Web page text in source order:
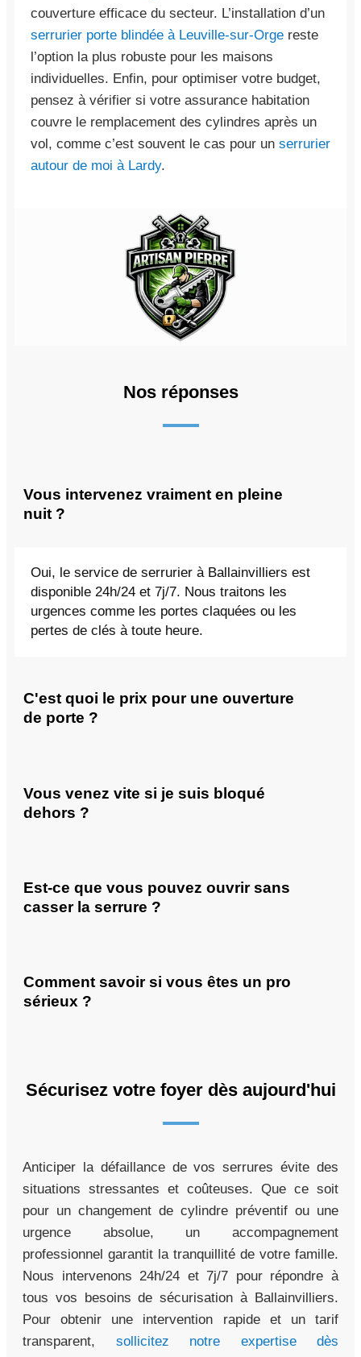
couverture efficace du secteur. L’installation d’un
serrurier porte blindée à Leuville-sur-Orge reste
l’option la plus robuste pour les maisons
individuelles. Enfin, pour optimiser votre budget,
pensez à vérifier si votre assurance habitation
couvre le remplacement des cylindres après un
vol, comme c’est souvent le cas pour un serrurier
autour de moi à Lardy.
Nos réponses
Vous intervenez vraiment en pleine
nuit ?
Oui, le service de serrurier à Ballainvilliers est
disponible 24h/24 et 7j/7. Nous traitons les
urgences comme les portes claquées ou les
pertes de clés à toute heure.
C'est quoi le prix pour une ouverture
de porte ?
Vous venez vite si je suis bloqué
dehors ?
Est-ce que vous pouvez ouvrir sans
casser la serrure ?
Comment savoir si vous êtes un pro
sérieux ?
Sécurisez votre foyer dès aujourd'hui
Anticiper la défaillance de vos serrures évite des
situations stressantes et coûteuses. Que ce soit
pour un changement de cylindre préventif ou une
urgence absolue, un accompagnement
professionnel garantit la tranquillité de votre famille.
Nous intervenons 24h/24 et 7j/7 pour répondre à
tous vos besoins de sécurisation à Ballainvilliers.
Pour obtenir une intervention rapide et un tarif
transparent, sollicitez notre expertise dès